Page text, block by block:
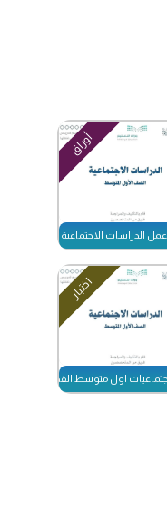
أوراق
الدراسات الاجتماعية
اختبار
اول متوسط الفصل الاول 1447 مع نموذج الاجابة